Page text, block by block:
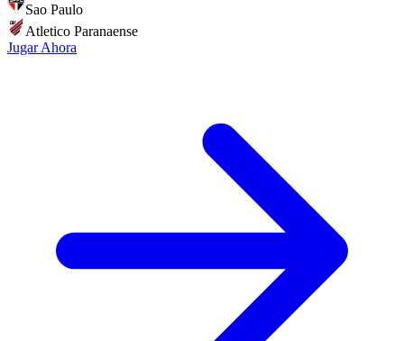
Sao Paulo
Atletico Paranaense
Jugar Ahora